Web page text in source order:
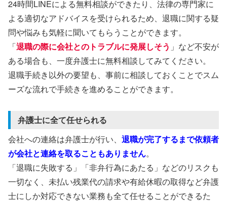
24時間LINEによる無料相談ができたり、法律の専門家に
よる適切なアドバイスを受けられるため、退職に関する疑
問や悩みも気軽に聞いてもらうことができます。
「退職の際に会社とのトラブルに発展しそう 」など不安が
ある場合も、一度弁護士に無料相談してみてください。
退職手続き以外の要望も、事前に相談しておくことでスム
ーズな流れで手続きを進めることができます。
弁護士に全て任せられる
会社への連絡は弁護士が行い、 退職が完了するまで依頼者
が会社と連絡を取ることもありません。
「退職に失敗する」「非弁行為にあたる」などのリスクも
一切なく、未払い残業代の請求や有給休暇の取得など弁護
士にしか対応できない業務も全て任せることができるた